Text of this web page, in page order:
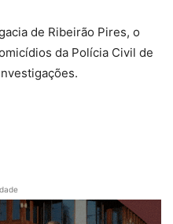
de Ribeirão Pires, o
da Polícia Civil de